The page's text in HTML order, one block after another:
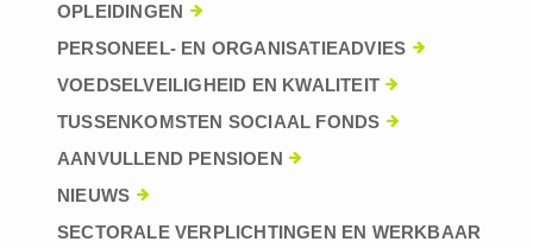
OPLEIDINGEN
PERSONEEL- EN ORGANISATIEADVIES
VOEDSELVEILIGHEID EN KWALITEIT
TUSSENKOMSTEN SOCIAAL FONDS
AANVULLEND PENSIOEN
NIEUWS
SECTORALE VERPLICHTINGEN EN WERKBAAR